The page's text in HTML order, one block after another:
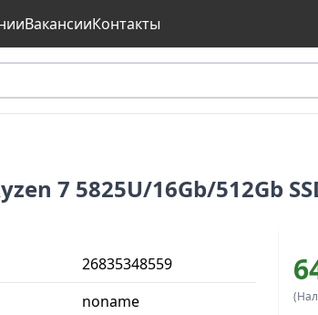
ВакансииКонтакты
7 5825U/16Gb/512Gb
26835348559
noname